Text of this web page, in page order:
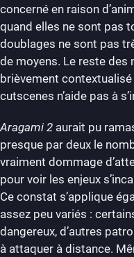
concerné en raison
quand elles ne sont pas
doublages ne sont pas
de moyens. Le reste des
brièvement
cutscenes n’aide pas à
Aragami 2 aurait pu
presque par deux le
vraiment dommage
pour voir les enjeux
Ce constat s’applique
assez peu variés :
dangereux, d’autres
à attaquer à distance.